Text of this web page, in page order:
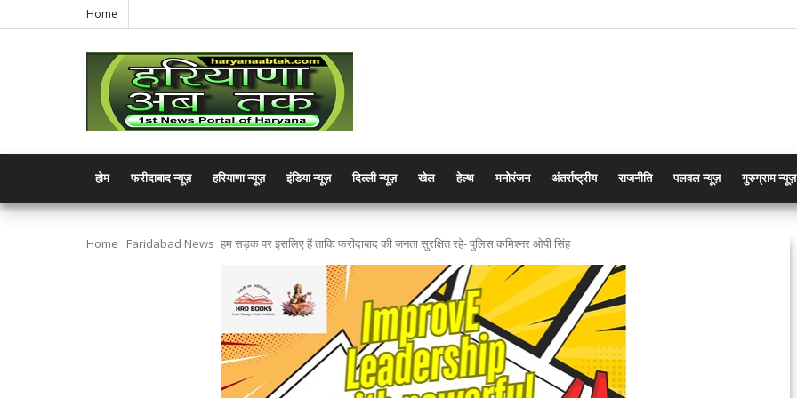
Home
होम फरीदाबाद न्यूज़ हरियाणा न्यूज़ इंडिया न्यूज़ दिल्ली न्यूज़ खेल हेल्थ मनोरंजन अंतर्राष्ट्रीय राजनीति पलवल न्यूज़ गुरुग्राम न्यूज़
Home Faridabad News हम सड़क पर इसलिए हैं ताकि फरीदाबाद की जनता सुरक्षित रहे- पुलिस कमिश्नर ओपी सिंह